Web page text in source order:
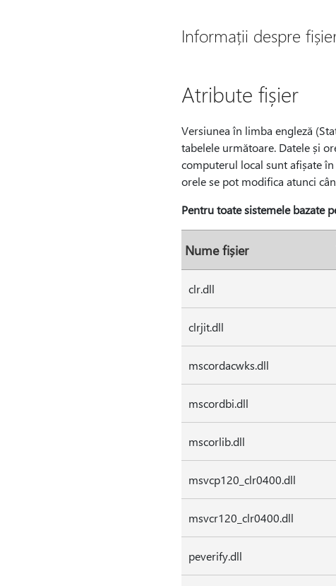
Informații despre
Atribute fișier
Versiunea în limba engleză
tabelele următoare. Datele și
computerul local sunt afișate
orele se pot modifica atunci
Pentru toate sistemele bazate
Nume fișier
clr.dll
clrjit.dll
mscordacwks.dll
mscordbi.dll
mscorlib.dll
msvcp120_clr0400.dll
msvcr120_clr0400.dll
peverify.dll